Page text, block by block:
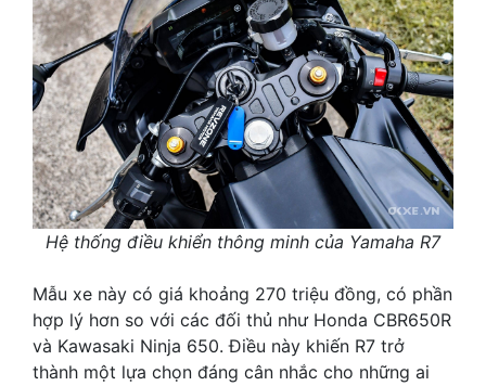
Hệ thống điều khiển thông minh của Yamaha R7
Mẫu xe này có giá khoảng 270 triệu đồng, có phần
hợp lý hơn so với các đối thủ như Honda CBR650R
và Kawasaki Ninja 650. Điều này khiến R7 trở
thành một lựa chọn đáng cân nhắc cho những ai